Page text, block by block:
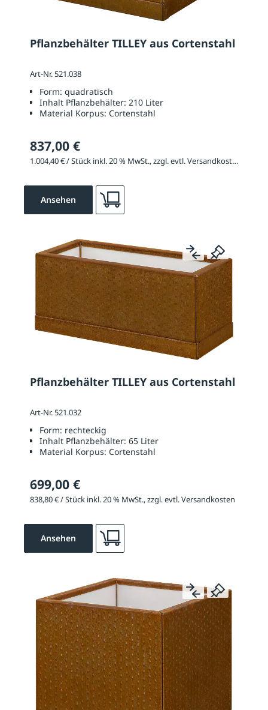
Pflanzbehälter TILLEY aus Cortenstahl
Art-Nr. 521.038
Form: quadratisch
Inhalt Pflanzbehälter: 210 Liter
Material Korpus: Cortenstahl
837,00 €
1.004,40 € / Stück inkl. 20 % MwSt., zzgl. evtl. Versandkosten
Ansehen
Pflanzbehälter TILLEY aus Cortenstahl
Art-Nr. 521.032
Form: rechteckig
Inhalt Pflanzbehälter: 65 Liter
Material Korpus: Cortenstahl
699,00 €
838,80 € / Stück inkl. 20 % MwSt., zzgl. evtl. Versandkosten
Ansehen